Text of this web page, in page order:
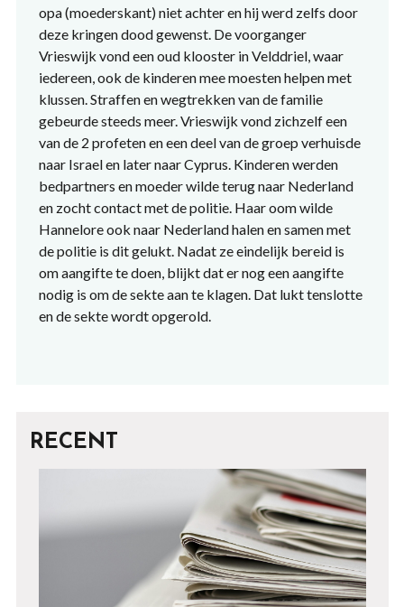
opa (moederskant) niet achter en hij werd zelfs door
deze kringen dood gewenst. De voorganger
Vrieswijk vond een oud klooster in Velddriel, waar
iedereen, ook de kinderen mee moesten helpen met
klussen. Straffen en wegtrekken van de familie
gebeurde steeds meer. Vrieswijk vond zichzelf een
van de 2 profeten en een deel van de groep verhuisde
naar Israel en later naar Cyprus. Kinderen werden
bedpartners en moeder wilde terug naar Nederland
en zocht contact met de politie. Haar oom wilde
Hannelore ook naar Nederland halen en samen met
de politie is dit gelukt. Nadat ze eindelijk bereid is
om aangifte te doen, blijkt dat er nog een aangifte
nodig is om de sekte aan te klagen. Dat lukt tenslotte
en de sekte wordt opgerold.
RECENT